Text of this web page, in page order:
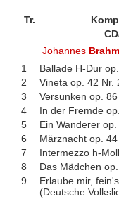
Tr.
Johannes
1
Ballade H-Dur
2
Vineta op. 42 Nr.
3
Versunken op.
4
In der Fremde
5
Ein Wanderer
6
Märznacht op.
7
Intermezzo h-
8
Das Mädchen
9
Erlaube mir,
(Deutsche